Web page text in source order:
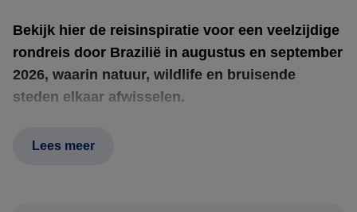
Bekijk hier de reisinspiratie voor een veelzijdige
rondreis door Brazilië in augustus en september
2026, waarin natuur, wildlife en bruisende
steden elkaar afwisselen.
Lees meer